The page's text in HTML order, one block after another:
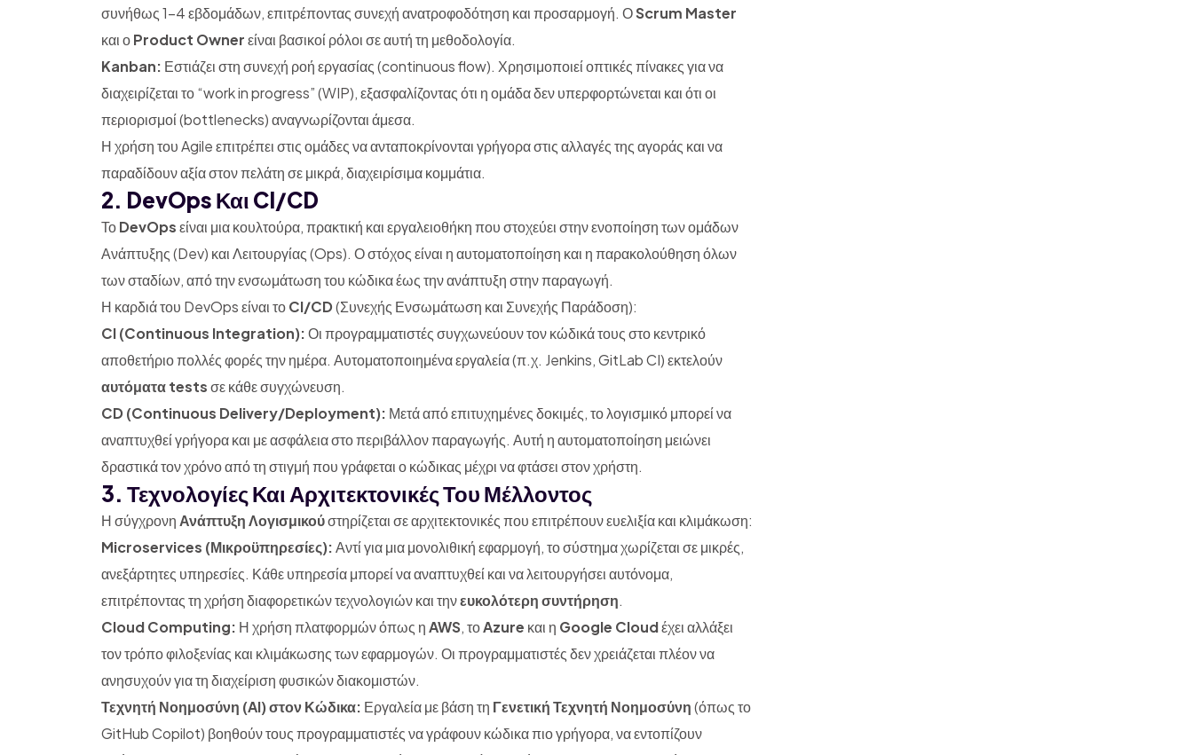
συνήθως 1-4 εβδομάδων, επιτρέποντας συνεχή ανατροφοδότηση και προσαρμογή. ΟScrum Master
και οProduct Ownerείναι βασικοί ρόλοι σε αυτή τη μεθοδολογία.
Kanban: Εστιάζει στη συνεχή ροή εργασίας (continuous flow). Χρησιμοποιεί οπτικές πίνακες για να
διαχειρίζεται το “work in progress” (WIP), εξασφαλίζοντας ότι η ομάδα δεν υπερφορτώνεται και ότι οι
περιορισμοί (bottlenecks) αναγνωρίζονται άμεσα.
Η χρήση του Agile επιτρέπει στις ομάδες να ανταποκρίνονται γρήγορα στις αλλαγές της αγοράς και να
παραδίδουν αξία στον πελάτη σε μικρά, διαχειρίσιμα κομμάτια.
2. DevOps Και CI/CD
ΤοDevOpsείναι μια κουλτούρα, πρακτική και εργαλειοθήκη που στοχεύει στην ενοποίηση των ομάδων
Ανάπτυξης (Dev) και Λειτουργίας (Ops). Ο στόχος είναι η αυτοματοποίηση και η παρακολούθηση όλων
των σταδίων, από την ενσωμάτωση του κώδικα έως την ανάπτυξη στην παραγωγή.
Η καρδιά του DevOps είναι τοCI/CD(Συνεχής Ενσωμάτωση και Συνεχής Παράδοση):
CI (Continuous Integration):Οι προγραμματιστές συγχωνεύουν τον κώδικά τους στο κεντρικό
αποθετήριο πολλές φορές την ημέρα. Αυτοματοποιημένα εργαλεία (π.χ. Jenkins, GitLab CI) εκτελούν
αυτόματα testsσε κάθε συγχώνευση.
CD (Continuous Delivery/Deployment): Μετά από επιτυχημένες δοκιμές, το λογισμικό μπορεί να
αναπτυχθεί γρήγορα και με ασφάλεια στο περιβάλλον παραγωγής. Αυτή η αυτοματοποίηση μειώνει
δραστικά τον χρόνο από τη στιγμή που γράφεται ο κώδικας μέχρι να φτάσει στον χρήστη.
3. Τεχνολογίες Και Αρχιτεκτονικές Του Μέλλοντος
Η σύγχρονη Ανάπτυξη Λογισμικούστηρίζεται σε αρχιτεκτονικές που επιτρέπουν ευελιξία και κλιμάκωση:
Microservices (Μικροϋπηρεσίες):Αντί για μια μονολιθική εφαρμογή, το σύστημα χωρίζεται σε μικρές,
ανεξάρτητες υπηρεσίες. Κάθε υπηρεσία μπορεί να αναπτυχθεί και να λειτουργήσει αυτόνομα,
επιτρέποντας τη χρήση διαφορετικών τεχνολογιών και τηνευκολότερη συντήρηση.
Cloud Computing: Η χρήση πλατφορμών όπως ηAWS, τοAzure και η Google Cloudέχει αλλάξει
τον τρόπο φιλοξενίας και κλιμάκωσης των εφαρμογών. Οι προγραμματιστές δεν χρειάζεται πλέον να
ανησυχούν για τη διαχείριση φυσικών διακομιστών.
Τεχνητή Νοημοσύνη (AI) στον Κώδικα: Εργαλεία με βάση τη Γενετική Τεχνητή Νοημοσύνη(όπως το
GitHub Copilot) βοηθούν τους προγραμματιστές να γράφουν κώδικα πιο γρήγορα, να εντοπίζουν